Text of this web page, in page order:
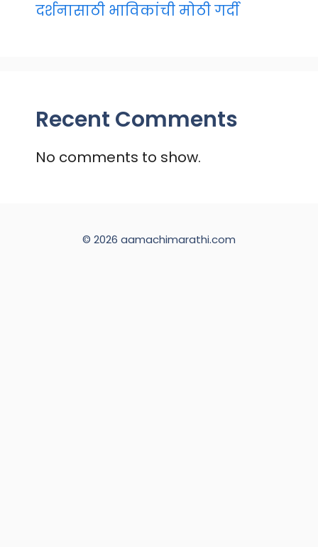
दर्शनासाठी भाविकांची मोठी गर्दी
Recent Comments
No comments to show.
© 2026 aamachimarathi.com